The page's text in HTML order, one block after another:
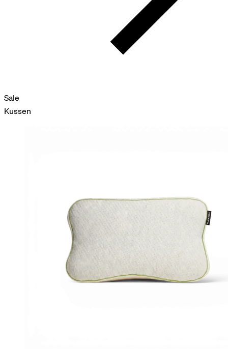
Sale
Kussen